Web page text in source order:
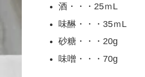
酒・・・25ｍL
味醂・・・35ｍL
砂糖・・・20g
味噌・・・70g